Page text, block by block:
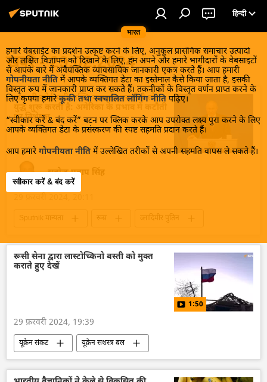
भारत
हिन्दी
हमारे वेबसाईट का प्रदर्शन उत्कृष्ट करने के लिए, अनुकूल प्रासंगिक समाचार उत्पादों
और लक्षित विज्ञापन को दिखाने के लिए, हम अपने और हमारे भागीदारों के वेबसाइटों
से आपके बारे में अवैयक्तिक व्यावसायिक जानकारी एकत्र करते हैं। आप हमारी
गोपनीयता नीति में आपके व्यक्तिगत डेटा का इस्तेमाल कैसे किया जाता है, इसकी
विस्तृत रूप में जानकारी प्राप्त कर सकते हैं। तकनीकों के विस्तृत वर्णन प्राप्त करने के
लिए कृपया हमारे कूकी तथा स्वचालित लॉगिंग नीति पढ़िए।
“स्वीकार करें & बंद करें” बटन पर क्लिक करके आप उपरोक्त लक्ष्य पुरा करने के लिए
आपके व्यक्तिगत डेटा के प्रसंस्करण की स्पष्ट सहमति प्रदान करते हैं।
आप हमारे गोपनीयता नीति में उल्लेखित तरीकों से अपनी सहमति वापस ले सकते हैं।
स्वीकार करें & बंद करें
खबरें - 29.02.2024
जब भी कोई बड़ी शक्ति कमजोर बनती है तो
युद्ध शुरू करती है: अमेरिका के प्रभाव में कटौती
पर विशेषज्ञ
सत्येन्द्र प्रताप सिंह
Sputnik मान्यता रूस
व्लादिमीर पुतिन
रासायनिक हथियार
सामूहिक विनाश के हथियार
हथियारों की आपूर्ति
अमेरिका
लैटिन अमेरिका
मध्य एशिया
दक्षिण-पूर्व एशिया
रूसी सेना द्वारा लास्टोच्किनो बस्ती को मुक्त
कराते हुए देखें
1:50
29 फ़रवरी 2024, 19:39
यूक्रेन संकट
यूक्रेन सशस्त्र बल
यूक्रेन का जवाबी हमला
यूक्रेन
रूस
रूसी सेना
रूस का विकास